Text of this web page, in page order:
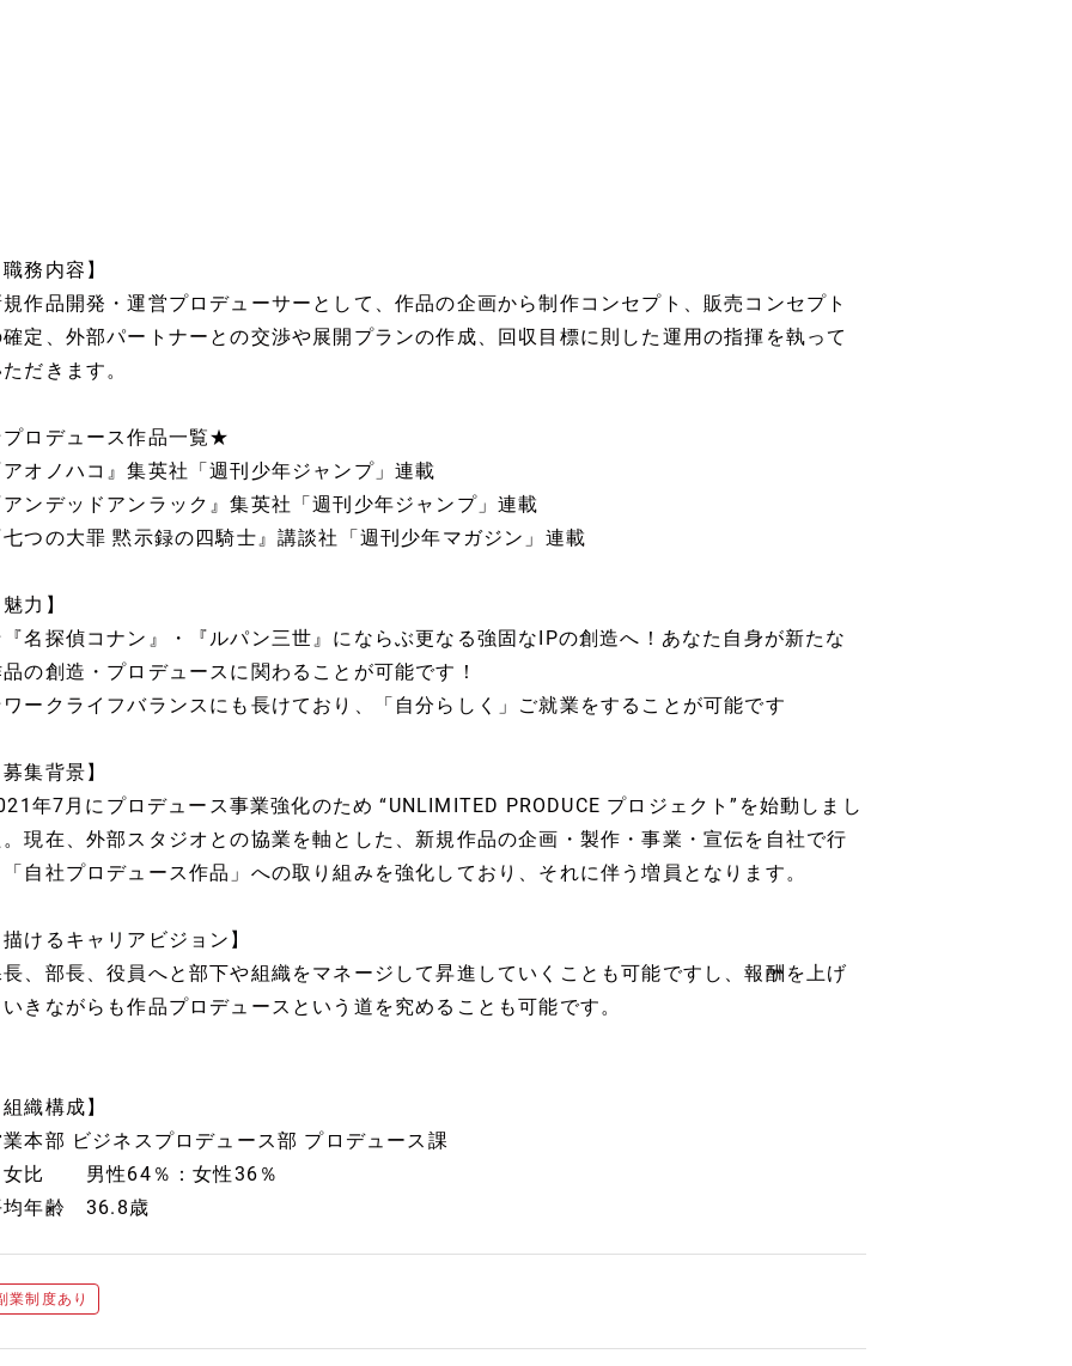
務内容】
作品開発・運営プロデューサーとして、作品の企画から制作コンセプト、販売コンセプト
定、外部パートナーとの交渉や展開プランの作成、回収目標に則した運用の指揮を執って
だきます。
ロデュース作品一覧★
オノハコ』集英社「週刊少年ジャンプ」連載
ンデッドアンラック』集英社「週刊少年ジャンプ」連載
つの大罪 黙示録の四騎士』講談社「週刊少年マガジン」連載
力】
名探偵コナン』・『ルパン三世』にならぶ更なる強固なIPの創造へ！あなた自身が新たな
の創造・プロデュースに関わることが可能です！
ークライフバランスにも長けており、「自分らしく」ご就業をすることが可能です
集背景】
年7月にプロデュース事業強化のため “UNLIMITED PRODUCE プロジェクト”を始動しまし
現在、外部スタジオとの協業を軸とした、新規作品の企画・製作・事業・宣伝を自社で行
自社プロデュース作品」への取り組みを強化しており、それに伴う増員となります。
けるキャリアビジョン】
、部長、役員へと部下や組織をマネージして昇進していくことも可能ですし、報酬を上げ
きながらも作品プロデュースという道を究めることも可能です。
織構成】
本部 ビジネスプロデュース部 プロデュース課
女比 男性64％：女性36％
均年齢 36.8歳
業制度あり